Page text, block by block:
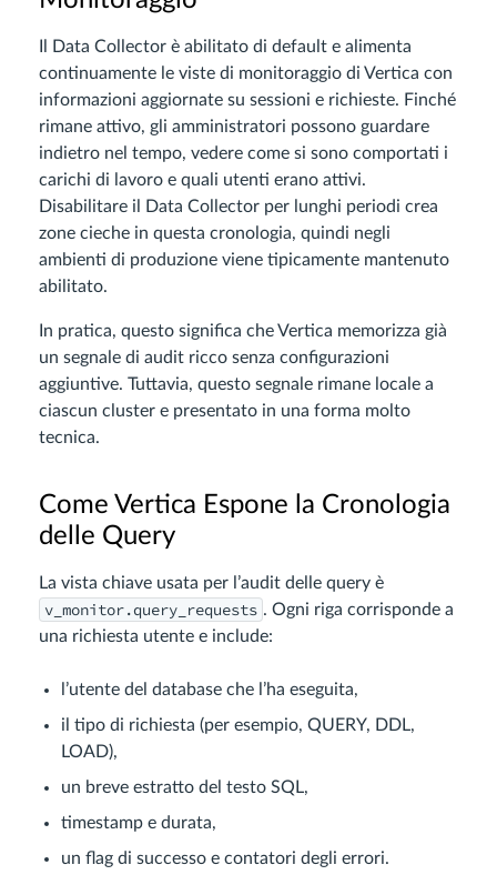
Il Data Collector è abilitato di default e alimenta
continuamente le viste di monitoraggio di Vertica con
informazioni aggiornate su sessioni e richieste. Finché
rimane attivo, gli amministratori possono guardare
indietro nel tempo, vedere come si sono comportati i
carichi di lavoro e quali utenti erano attivi.
Disabilitare il Data Collector per lunghi periodi crea
zone cieche in questa cronologia, quindi negli
ambienti di produzione viene tipicamente mantenuto
abilitato.
In pratica, questo significa che Vertica memorizza già
un segnale di audit ricco senza configurazioni
aggiuntive. Tuttavia, questo segnale rimane locale a
ciascun cluster e presentato in una forma molto
tecnica.
Come Vertica Espone la Cronologia
delle Query
La vista chiave usata per l’audit delle query è
v_monitor.query_requests . Ogni riga corrisponde a
una richiesta utente e include:
l’utente del database che l’ha eseguita,
il tipo di richiesta (per esempio, QUERY, DDL,
LOAD),
un breve estratto del testo SQL,
timestamp e durata,
un flag di successo e contatori degli errori.